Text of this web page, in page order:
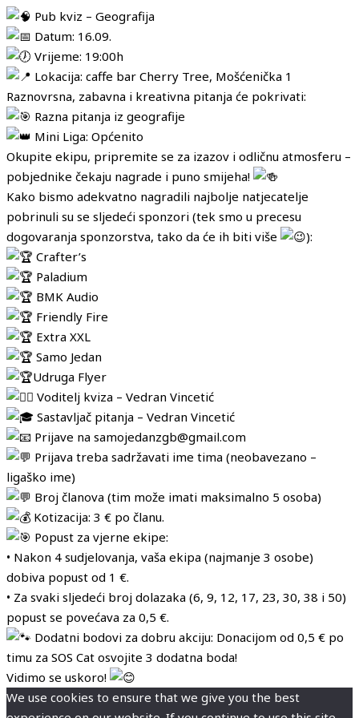
Pub kviz – Geografija
Datum: 16.09.
Vrijeme: 19:00h
Lokacija: caffe bar Cherry Tree, Mošćenička 1
Raznovrsna, zabavna i kreativna pitanja će pokrivati:
Razna pitanja iz geografije
Mini Liga: Općenito
Okupite ekipu, pripremite se za izazov i odličnu atmosferu –
pobjednike čekaju nagrade i puno smijeha!
Kako bismo adekvatno nagradili najbolje natjecatelje
pobrinuli su se sljedeći sponzori (tek smo u precesu
dogovaranja sponzorstva, tako da će ih biti više
):
Crafter’s
Paladium
BMK Audio
Friendly Fire
Extra XXL
Samo Jedan
Udruga Flyer
Voditelj kviza – Vedran Vincetić
Sastavljač pitanja – Vedran Vincetić
Prijave na samojedanzgb@gmail.com
Prijava treba sadržavati ime tima (neobavezano –
ligaško ime)
Broj članova (tim može imati maksimalno 5 osoba)
Kotizacija: 3 € po članu.
Popust za vjerne ekipe:
• Nakon 4 sudjelovanja, vaša ekipa (najmanje 3 osobe)
dobiva popust od 1 €.
• Za svaki sljedeći broj dolazaka (6, 9, 12, 17, 23, 30, 38 i 50)
popust se povećava za 0,5 €.
Dodatni bodovi za dobru akciju: Donacijom od 0,5 € po
timu za SOS Cat osvojite 3 dodatna boda!
Vidimo se uskoro!
We use cookies to ensure that we give you the best